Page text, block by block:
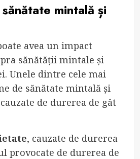
mintală și
avea un impact
sănătății mintale și
Unele dintre cele mai
de sănătate mintală și
de durerea de gât
, cauzate de durerea
provocate de durerea de